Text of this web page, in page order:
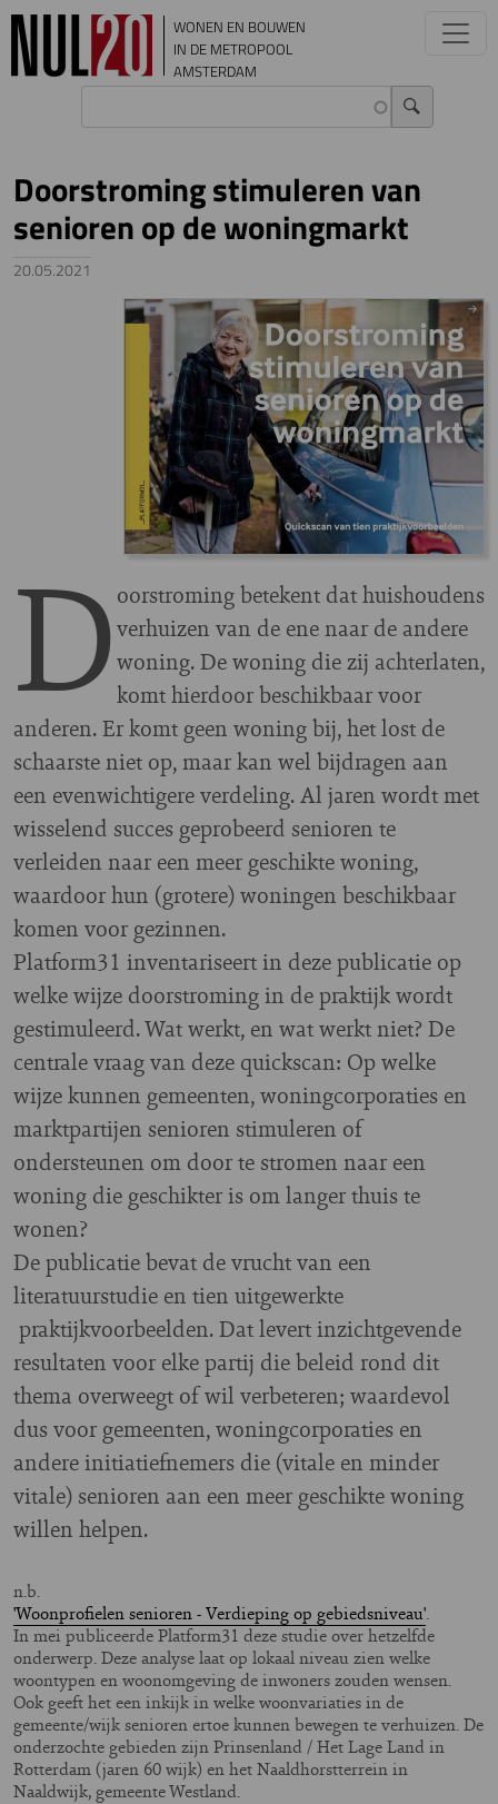
Overslaan en naar de inhoud gaan
WONEN EN BOUWEN
IN DE METROPOOL
AMSTERDAM
Doorstroming stimuleren van
senioren op de woningmarkt
20.05.2021
D oorstroming betekent dat huishoudens
verhuizen van de ene naar de andere
woning. De woning die zij achterlaten,
komt hierdoor beschikbaar voor
anderen. Er komt geen woning bij, het lost de
schaarste niet op, maar kan wel bijdragen aan
een evenwichtigere verdeling.Al jaren wordt met
wisselend succes geprobeerd senioren te
verleiden naar een meer geschikte woning,
waardoor hun (grotere) woningen beschikbaar
komen voor gezinnen.
Platform31 inventariseert in deze publicatie op
welke wijze doorstroming in de praktijk wordt
gestimuleerd. Wat werkt, en wat werkt niet? De
centrale vraag van deze quickscan: Op welke
wijze kunnen gemeenten, woningcorporaties en
marktpartijen senioren stimuleren of
ondersteunen om door te stromen naar een
woning die geschikter is om langer thuis te
wonen?
De publicatie bevat de vrucht van een
literatuurstudie en tien uitgewerkte
praktijkvoorbeelden.Dat levert inzichtgevende
resultaten voor elke partij die beleid rond dit
thema overweegt of wil verbeteren; waardevol
dus voor gemeenten, woningcorporaties en
andere initiatiefnemers die (vitale en minder
vitale) senioren aan een meer geschikte woning
willen helpen.
n.b.
'Woonprofielen senioren - Verdieping op gebiedsniveau'.
In mei publiceerde Platform31 deze studie over hetzelfde
onderwerp. Deze analyse laat op lokaal niveau zien welke
woontypen en woonomgeving de inwoners zouden wensen.
Ook geeft het een inkijk in welke woonvariaties in de
gemeente/wijk senioren ertoe kunnen bewegen te verhuizen. De
onderzochte gebieden zijn Prinsenland / Het Lage Land in
Rotterdam (jaren 60 wijk) en het Naaldhorstterrein in
Naaldwijk, gemeente Westland.